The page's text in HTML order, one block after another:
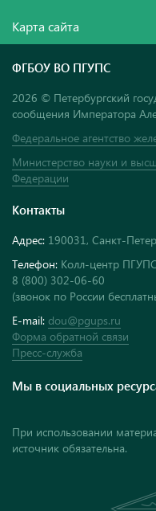
Карта сайта
ФГБОУ ВО ПГУПС
2026 © Петербургский
сообщения Императора
Федеральное агентство
Министерство науки и
Федерации
Контакты
Адрес: 190031, Санкт-
Телефон: Колл-центр ПГУПС
8 (800) 302-06-60
(звонок по России
E-mail: dou@pgups.ru
Форма обратной связи
Пресс-служба
Мы в социальных
При использовании
источник обязательна.